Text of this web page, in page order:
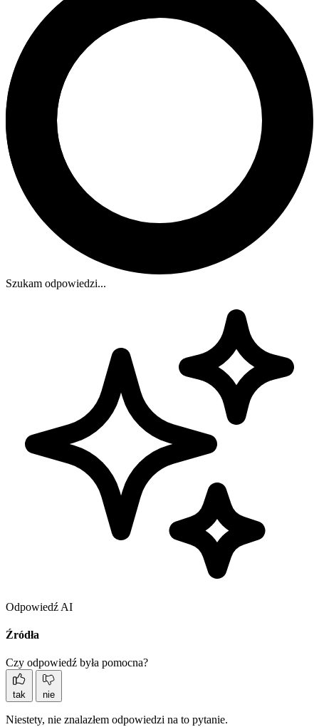
Szukam odpowiedzi...
Odpowiedź AI
Źródła
Czy odpowiedź była pomocna?
tak nie
Niestety, nie znalazłem odpowiedzi na to pytanie.